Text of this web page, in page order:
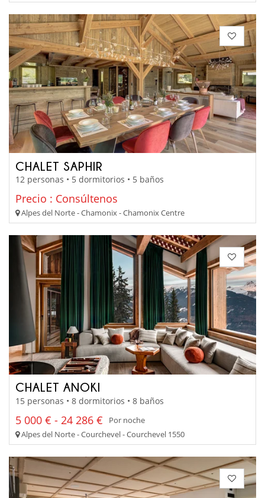
CHALET SAPHIR
12 personas • 5 dormitorios • 5 baños
Precio : Consúltenos
Alpes del Norte - Chamonix - Chamonix Centre
CHALET ANOKI
15 personas • 8 dormitorios • 8 baños
5 000 € - 24 286 €
Por noche
Alpes del Norte - Courchevel - Courchevel 1550